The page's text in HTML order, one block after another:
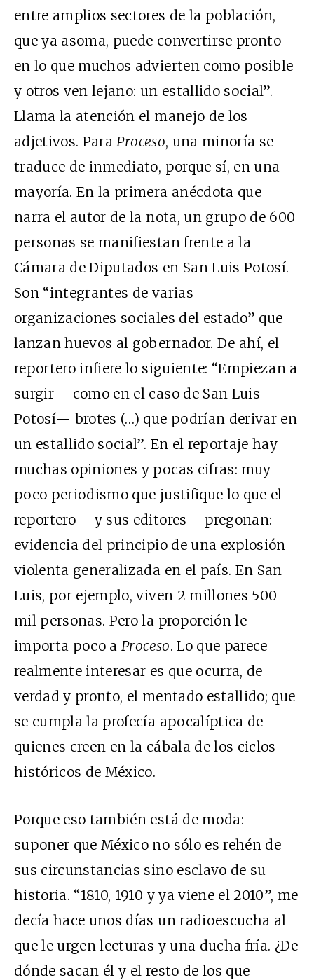
entre amplios sectores de la población,
que ya asoma, puede convertirse pronto
en lo que muchos advierten como posible
y otros ven lejano: un estallido social”.
Llama la atención el manejo de los
adjetivos. ParaProceso, una minoría se
traduce de inmediato, porque sí, en una
mayoría. En la primera anécdota que
narra el autor de la nota, un grupo de 600
personas se manifiestan frente a la
Cámara de Diputados en San Luis Potosí.
Son “integrantes de varias
organizaciones sociales del estado” que
lanzan huevos al gobernador. De ahí, el
reportero infiere lo siguiente: “Empiezan a
surgir —como en el caso de San Luis
Potosí— brotes (…) que podrían derivar en
un estallido social”. En el reportaje hay
muchas opiniones y pocas cifras: muy
poco periodismo que justifique lo que el
reportero —y sus editores— pregonan:
evidencia del principio de una explosión
violenta generalizada en el país. En San
Luis, por ejemplo, viven 2 millones 500
mil personas. Pero la proporción le
importa poco aProceso. Lo que parece
realmente interesar es que ocurra, de
verdad y pronto, el mentado estallido; que
se cumpla la profecía apocalíptica de
quienes creen en la cábala de los ciclos
históricos de México.
Porque eso también está de moda:
suponer que México no sólo es rehén de
sus circunstancias sino esclavo de su
historia. “1810, 1910 y ya viene el 2010”, me
decía hace unos días un radioescucha al
que le urgen lecturas y una ducha fría. ¿De
dónde sacan él y el resto de los que